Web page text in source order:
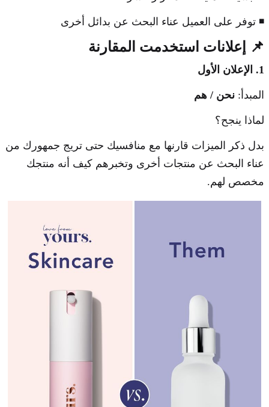
◾ توفر على العميل عناء البحث عن بدائل أخرى
📌 إعلانات استخدمت المقارنة
1. الإعلان الأول
المبدأ: نحن / هم
لماذا ينجح؟
بدل ذكر الميزات قارنها مع منافسيك حتى تريج جمهورك من
عناء البحث عن منتجات أخرى وتخبرهم كيف أنه منتجك
مخصص لهم.